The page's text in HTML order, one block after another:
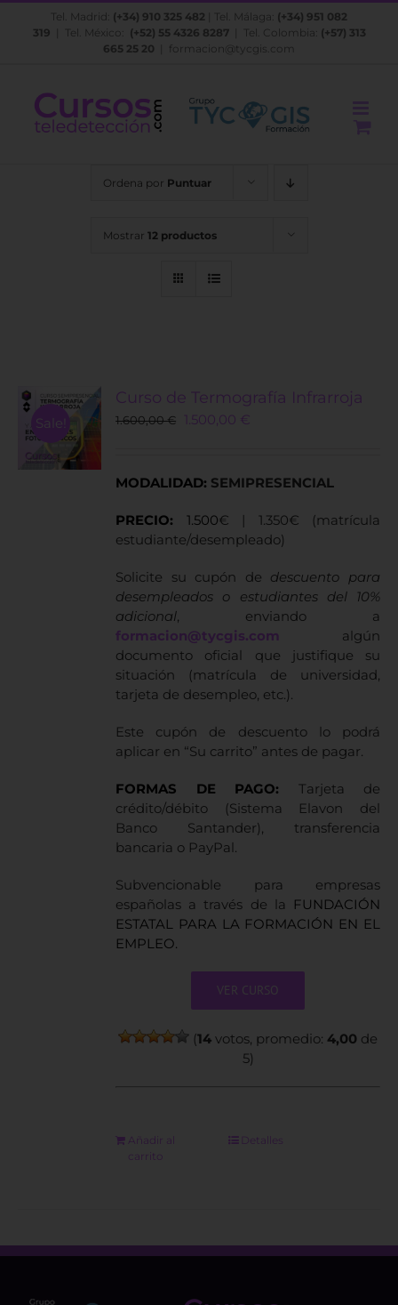
Saltar
Tel. Madrid: (+34) 910 325 482 | Tel. Málaga: (+34) 951 082
319 | Tel. México: (+52) 55 4326 8287| Tel. Colombia: (+57) 313
665 25 20
formacion@tycgis.com
Ordena por Puntuar
Mostrar 12 productos
Sale!
Curso de Termografía Infrarroja
1.600,00€
Original
1.600,00 €.
1.500,00 €
1.500,00 €.
MODALIDAD: SEMIPRESENCIAL
PRECIO: 1.500€ | 1.350€ (matrícula
estudiante/desempleado)
Solicite su cupón de descuento para
desempleados o estudiantes del 10%
adicional, enviando a
formacion@tycgis.com
algún
documento oficial que justifique su
situación (matrícula de universidad,
tarjeta de desempleo, etc.).
Este cupón de descuento lo podrá
aplicar en “Su carrito” antes de pagar.
FORMAS DE PAGO: Tarjeta de
crédito/débito (Sistema Elavon del
Banco Santander), transferencia
bancaria o PayPal.
Subvencionable para empresas
españolas a través de la
FUNDACIÓN
ESTATAL PARA LA FORMACIÓN EN EL
EMPLEO.
VER CURSO
(14 votos, promedio: 4,00 de
5)
Añadir al
carrito
Detalles